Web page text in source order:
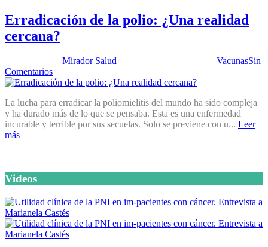
Erradicación de la polio: ¿Una realidad
cercana?
Mirador Salud VacunasSin
Comentarios
La lucha para erradicar la poliomielitis del mundo ha sido compleja
y ha durado más de lo que se pensaba. Esta es una enfermedad
incurable y terrible por sus secuelas. Solo se previene con u... Leer
más
Videos